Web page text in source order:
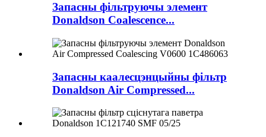
Запасны фільтруючы элемент
Donaldson Coalescence...
Запасны каалесцэнцыйны фільтр
Donaldson Air Compressed...